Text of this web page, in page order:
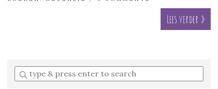
Lees verder »
Enter
a